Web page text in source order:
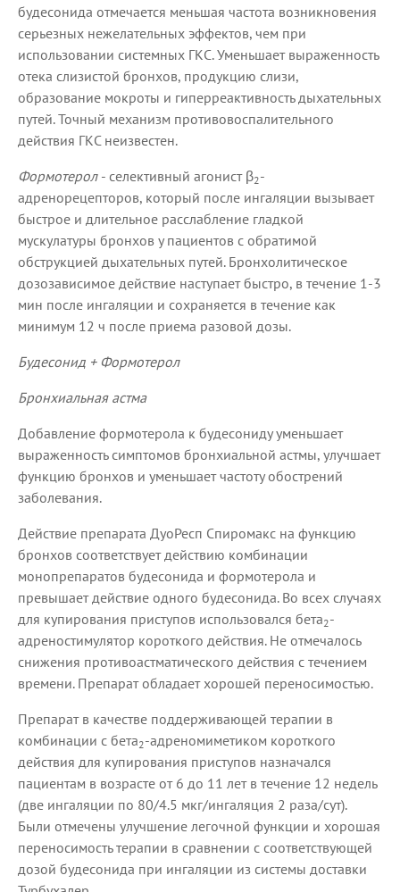
будесонида отмечается меньшая частота возникновения
серьезных нежелательных эффектов, чем при
использовании системных ГКС. Уменьшает выраженность
отека слизистой бронхов, продукцию слизи,
образование мокроты и гиперреактивность дыхательных
путей. Точный механизм противовоспалительного
действия ГКС неизвестен.
Формотерол - селективный агонист β2-
адренорецепторов, который после ингаляции вызывает
быстрое и длительное расслабление гладкой
мускулатуры бронхов у пациентов с обратимой
обструкцией дыхательных путей. Бронхолитическое
дозозависимое действие наступает быстро, в течение 1-3
мин после ингаляции и сохраняется в течение как
минимум 12 ч после приема разовой дозы.
Будесонид + Формотерол
Бронхиальная астма
Добавление формотерола к будесониду уменьшает
выраженность симптомов бронхиальной астмы, улучшает
функцию бронхов и уменьшает частоту обострений
заболевания.
Действие препарата ДуоРесп Спиромакс на функцию
бронхов соответствует действию комбинации
монопрепаратов будесонида и формотерола и
превышает действие одного будесонида. Во всех случаях
для купирования приступов использовался бета2-
адреностимулятор короткого действия. Не отмечалось
снижения противоастматического действия с течением
времени. Препарат обладает хорошей переносимостью.
Препарат в качестве поддерживающей терапии в
комбинации с бета2-адреномиметиком короткого
действия для купирования приступов назначался
пациентам в возрасте от 6 до 11 лет в течение 12 недель
(две ингаляции по 80/4.5 мкг/ингаляция 2 раза/сут).
Были отмечены улучшение легочной функции и хорошая
переносимость терапии в сравнении с соответствующей
дозой будесонида при ингаляции из системы доставки